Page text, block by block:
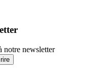
notre newsletter